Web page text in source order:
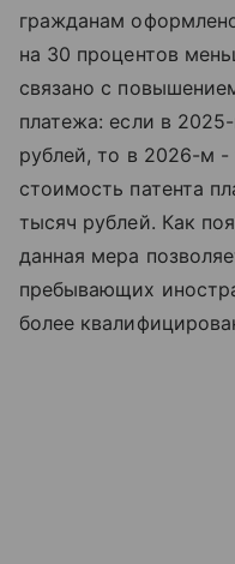
гражданам
на 30 процентов
связано с
платежа: если в
рублей, то в 2026-м
стоимость патента
тысяч рублей. Как
данная мера
пребывающих
более